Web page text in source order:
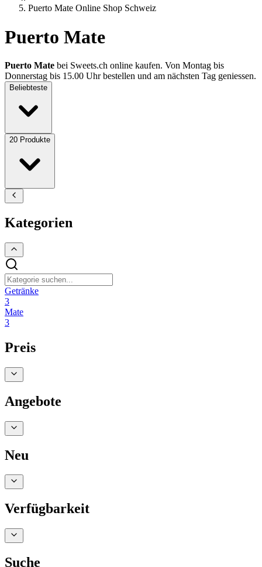
Puerto Mate Online Shop Schweiz
Puerto Mate
Puerto Mate bei Sweets.ch online kaufen. Von Montag bis
Donnerstag bis 15.00 Uhr bestellen und am nächsten Tag geniessen.
Beliebteste
20 Produkte
Kategorien
Getränke
3
Mate
3
Preis
Angebote
Neu
Verfügbarkeit
Suche